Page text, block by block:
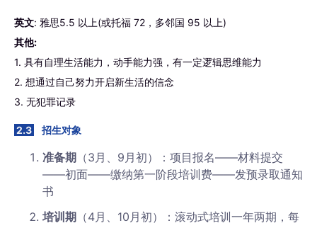
英文: 雅思5.5 以上(或托福 72，多邻国 95 以上)
其他:
1. 具有自理生活能力，动手能力强，有一定逻辑思维能力
2. 想通过自己努力开启新生活的信念
3. 无犯罪记录
2.3 招生对象
准备期 （3月、9月初）：项目报名——材料提交
——初面——缴纳第一阶段培训费——发预录取通知
书
培训期 （4月、10月初）：滚动式培训一年两期，每